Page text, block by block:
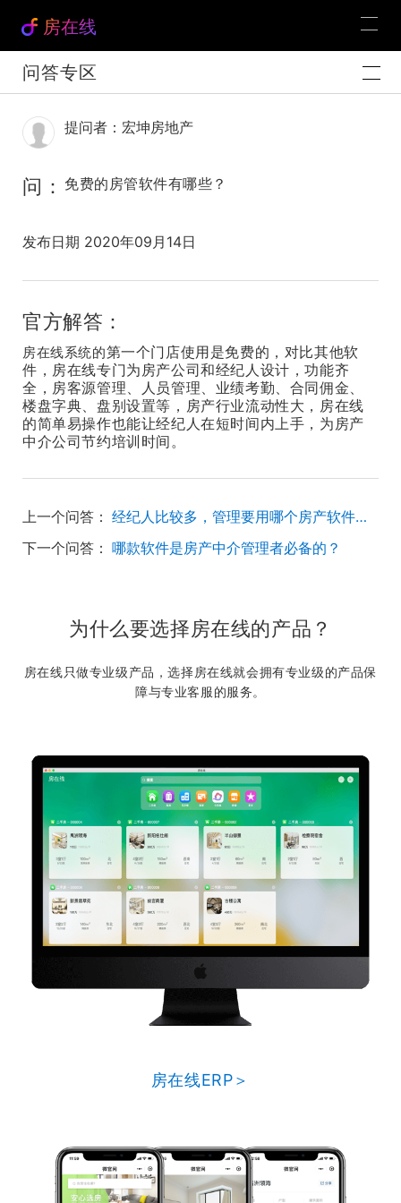
房在线
问答专区
提问者：宏坤房地产
问： 免费的房管软件有哪些？
发布日期 2020年09月14日
官方解答：
房在线系统的第一个门店使用是免费的，对比其他软
件，房在线专门为房产公司和经纪人设计，功能齐
全，房客源管理、人员管理、业绩考勤、合同佣金、
楼盘字典、盘别设置等，房产行业流动性大，房在线
的简单易操作也能让经纪人在短时间内上手，为房产
中介公司节约培训时间。
上一个问答：
经纪人比较多，管理要用哪个房产软件比较好？
下一个问答： 哪款软件是房产中介管理者必备的？
为什么要选择房在线的产品？
房在线只做专业级产品，选择房在线就会拥有专业级的产品保
障与专业客服的服务。
房在线ERP＞